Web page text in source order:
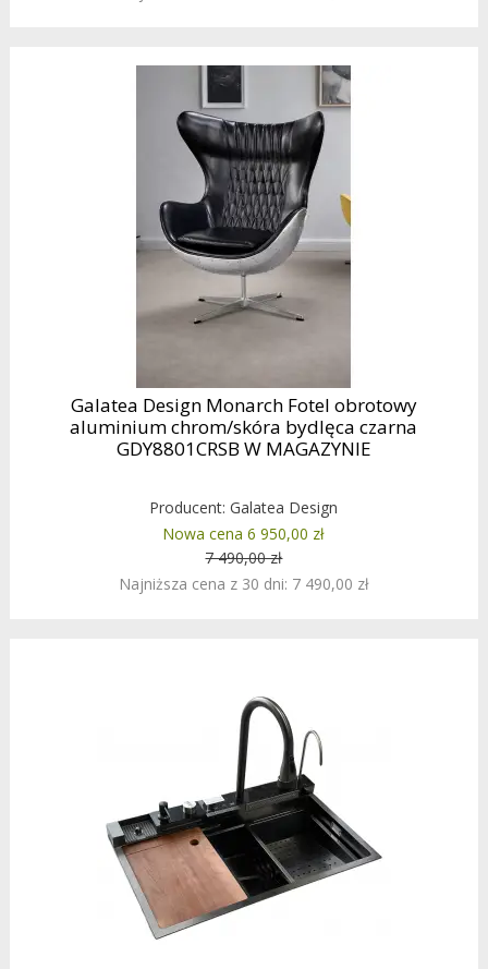
Galatea Design Monarch Fotel obrotowy
aluminium chrom/skóra bydlęca czarna
GDY8801CRSB W MAGAZYNIE
Producent:Galatea Design
Nowa cena 6 950,00 zł
7 490,00 zł
Najniższa cena z 30 dni: 7 490,00 zł